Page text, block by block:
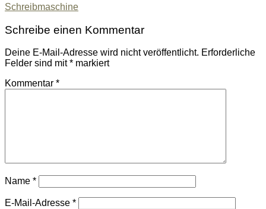
Beitragsnavigation
Schreibmaschine
Schreibe einen Kommentar
Deine E-Mail-Adresse wird nicht veröffentlicht. Erforderliche
Felder sind mit* markiert
Kommentar *
Name *
E-Mail-Adresse *